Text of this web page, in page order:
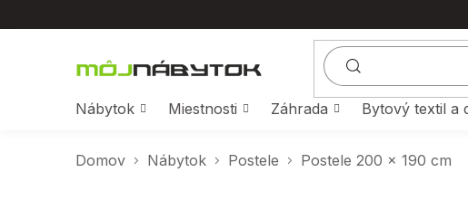
na
Nábytok
Miestnosti Záhrada Bytový textil a
Domov Nábytok Postele Postele 200 x 190 cm